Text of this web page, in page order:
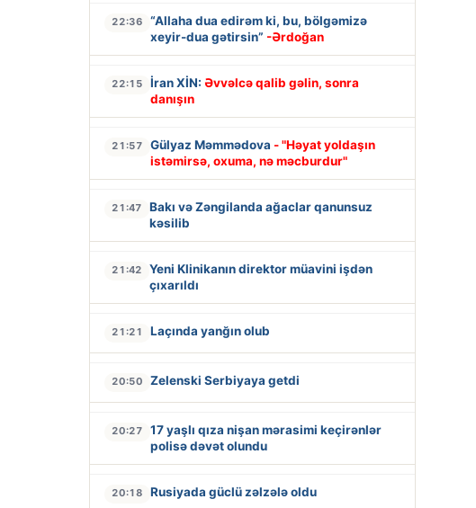
22:36
“Allaha dua edirəm ki, bu, bölgəmizə
xeyir-dua gətirsin” -Ərdoğan
22:15 İran XİN: Əvvəlcə qalib gəlin, sonra
danışın
21:57 Gülyaz Məmmədova - "Həyat yoldaşın
istəmirsə, oxuma, nə məcburdur"
21:47
Bakı və Zəngilanda ağaclar qanunsuz
kəsilib
21:42
Yeni Klinikanın direktor müavini işdən
çıxarıldı
21:21 Laçında yanğın olub
20:50 Zelenski Serbiyaya getdi
20:27
17 yaşlı qıza nişan mərasimi keçirənlər
polisə dəvət olundu
20:18 Rusiyada güclü zəlzələ oldu